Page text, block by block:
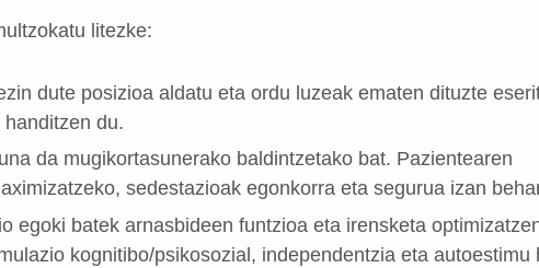
litezke:
dute posizioa aldatu eta ordu luzeak ematen dituzte
du.
da mugikortasunerako baldintzetako bat. Pazientearen
sedestazioak egonkorra eta segurua izan
egoki batek arnasbideen funtzioa eta irensketa
kognitibo/psikosozial, independentzia eta autoestimu